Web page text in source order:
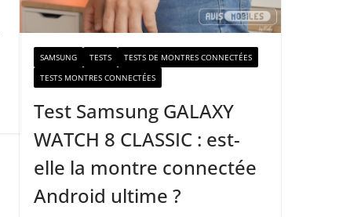
a
i
SAMSUNG TESTS
TESTS DE MONTRES CONNECTÉES
TESTS MONTRES CONNECTÉES
Test Samsung GALAXY
WATCH 8 CLASSIC : est-
elle la montre connectée
Android ultime ?